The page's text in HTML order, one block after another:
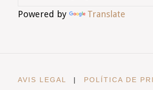
Powered by Translate
AVIS LEGAL | POLÍTICA DE